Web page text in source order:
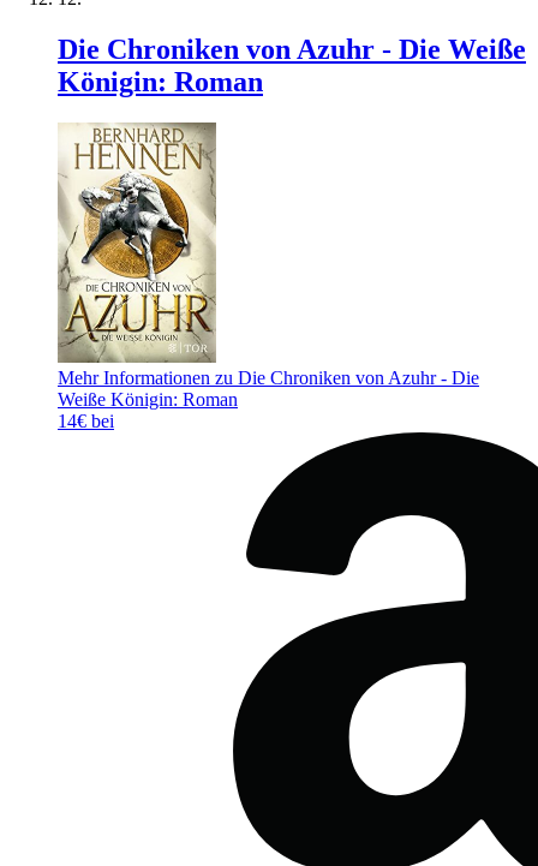
Die Chroniken von Azuhr - Die Weiße
Königin: Roman
Mehr Informationen zu Die Chroniken von Azuhr - Die
Weiße Königin: Roman
14€ bei